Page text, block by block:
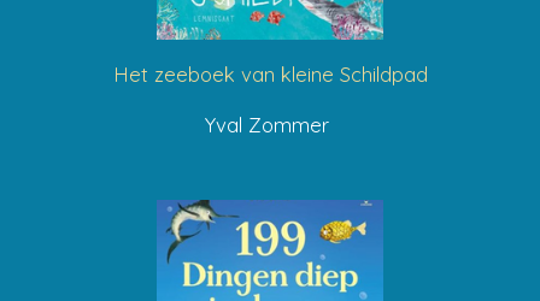
Het zeeboek van kleine Schildpad
Yval Zommer